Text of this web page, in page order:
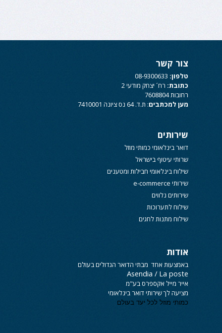
צור קשר
טלפון:
כתובת: רח´ יצחק מודעי 2
רחובות 7608804
מען למכתבים: ת.ד. 64 נס ציונה 7410001
שירותים
דואר בינלאומי כמותי מוזל
שרותי עיטוף בישראל
שילוח בינלאומי חבילות ומטענים
שירותי e-commerce
שירותים נלווים
שילוח לתערוכות
שילוח מתנות לחגים
אודות
באמצעות אחד מבתי הדואר הגדולים בעולם
Asendia / La poste
אייר מייל אקספרסבע"מ
מציעה לך שירותידואר בינלאומי
כמותי מוזל לכל יעד בעולם